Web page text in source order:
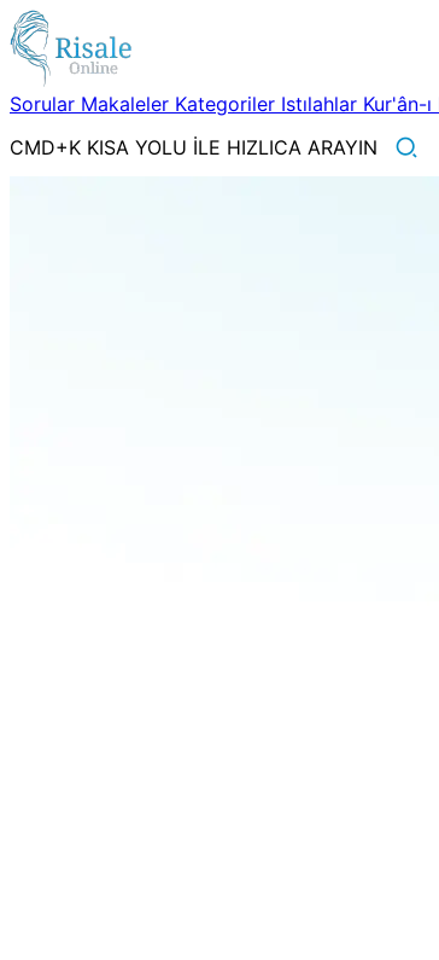
Sorular Makaleler Kategoriler Istılahlar Kur'ân-ı
CMD+K KISA YOLU İLE HIZLICA ARAYIN